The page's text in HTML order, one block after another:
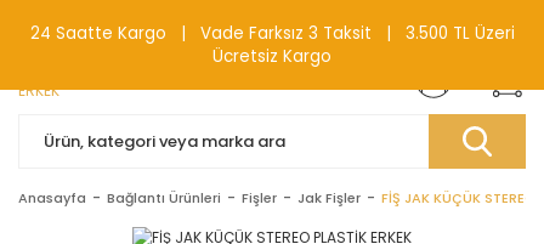
0(212) 240 87 88
Anasayfa Bağlantı Ürünleri Fişler Jak Fişler FİŞ JAK KÜÇÜK STEREO
24 Saatte Kargo | Vade Farksız 3 Taksit | 3.500 TL Üzeri
Ücretsiz Kargo